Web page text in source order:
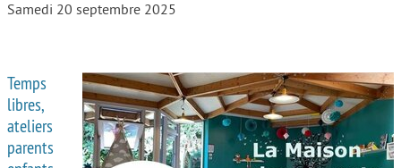
Samedi 20 septembre 2025
Temps
libres,
ateliers
parents